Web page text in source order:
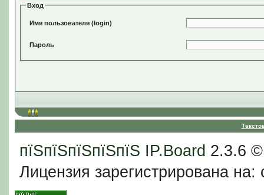
Вход
Имя пользователя (login)
Пароль
пїЅпїЅпїЅпїЅпїЅ IP.Board 2.3.6
Лицензия зарегистрирована